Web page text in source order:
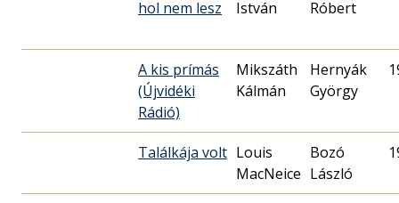
hol nem lesz István Róbert
A kis prímás
(Újvidéki
Rádió)
Mikszáth
Kálmán
Hernyák
György
Találkája volt Louis
MacNeice
Bozó
László